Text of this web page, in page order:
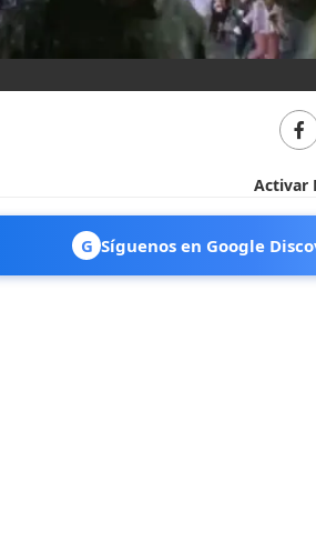
Activar
G Síguenos en Google